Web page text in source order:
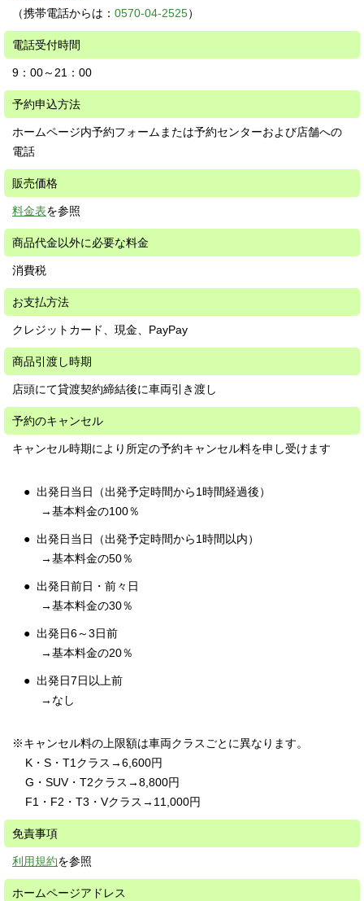
（携帯電話からは： 0570-04-2525）
電話受付時間
9：00～21：00
予約申込方法
ホームページ内予約フォームまたは予約センターおよび店舗への
電話
販売価格
料金表を参照
商品代金以外に必要な料金
消費税
お支払方法
クレジットカード、現金、PayPay
商品引渡し時期
店頭にて貸渡契約締結後に車両引き渡し
予約のキャンセル
キャンセル時期により所定の予約キャンセル料を申し受けます
出発日当日（出発予定時間から1時間経過後）
→基本料金の100％
出発日当日（出発予定時間から1時間以内）
→基本料金の50％
出発日前日・前々日
→基本料金の30％
出発日6～3日前
→基本料金の20％
出発日7日以上前
→なし
※キャンセル料の上限額は車両クラスごとに異なります。
K・S・T1クラス→6,600円
G・SUV・T2クラス→8,800円
F1・F2・T3・Vクラス→11,000円
免責事項
利用規約を参照
ホームページアドレス